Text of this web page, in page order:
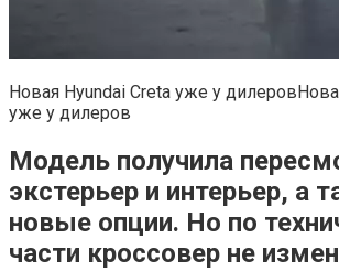
Новая Hyundai Creta уже у
уже у дилеров
Модель получила
экстерьер и интерьер, а
новые опции. Но по
части кроссовер не